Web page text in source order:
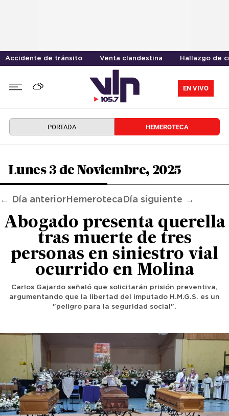
Accidente de tránsito Venta clandestina Hallazgo de
EN VIVO
PORTADA HEMEROTECA
Lunes 3 de Noviembre, 2025
← Día anterior Hemeroteca Día siguiente →
Abogado presenta querella
tras muerte de tres
personas en siniestro vial
ocurrido en Molina
Carlos Gajardo señaló que solicitarán prisión preventiva,
argumentando que la libertad del imputado H.M.G.S. es un
"peligro para la seguridad social".